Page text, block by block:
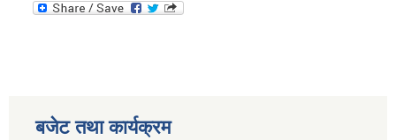
बजेट तथा कार्यक्रम